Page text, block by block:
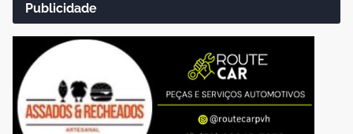
Publicidade